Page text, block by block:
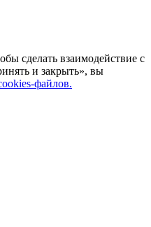
сделать взаимодействие с
и закрыть», вы
файлов.